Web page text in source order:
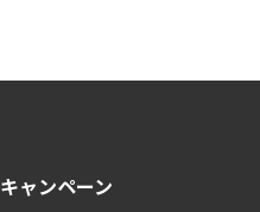
キャンペーン